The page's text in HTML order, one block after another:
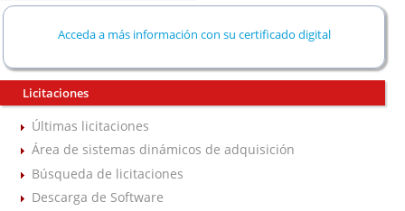
Acceda a más información con su certificado digital
Licitaciones
Últimas licitaciones
Área de sistemas dinámicos de adquisición
Búsqueda de licitaciones
Descarga de Software